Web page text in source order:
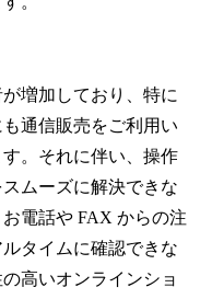
増加しており、特に
通信販売をご利用い
。それに伴い、操作
ムーズに解決できな
電話や FAX からの注
タイムに確認できな
高いオンラインショ